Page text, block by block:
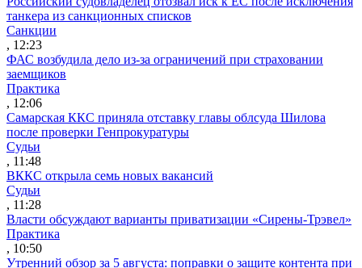
танкера из санкционных списков
Санкции
, 12:23
ФАС возбудила дело из-за ограничений при страховании
заемщиков
Практика
, 12:06
Самарская ККС приняла отставку главы облсуда Шилова
после проверки Генпрокуратуры
Судьи
, 11:48
ВККС открыла семь новых вакансий
Судьи
, 11:28
Власти обсуждают варианты приватизации «Сирены-Трэвел»
Практика
, 10:50
Утренний обзор за 5 августа: поправки о защите контента при